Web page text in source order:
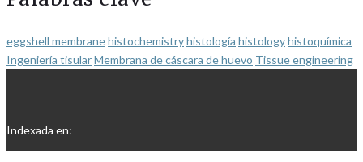
eggshell membranehistochemistryhistología histologyhistoquímica
Ingeniería tisularMembrana de cáscara de huevo Tissue engineering
Indexada en: